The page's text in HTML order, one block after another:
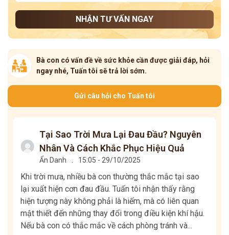
NHẬN TƯ VẤN NGAY
Bà con có vấn đề về sức khỏe cần được giải đáp, hỏi
ngay nhé, Tuấn tôi sẽ trả lời sớm.
Gửi câu hỏi cho Tuấn tôi
Tại Sao Trời Mưa Lại Đau Đầu? Nguyên
Nhân Và Cách Khắc Phục Hiệu Quả
Ẩn Danh 15:05 - 29/10/2025
Khi trời mưa, nhiều bà con thường thắc mắc tại sao
lại xuất hiện cơn đau đầu. Tuấn tôi nhận thấy rằng
hiện tượng này không phải là hiếm, mà có liên quan
mật thiết đến những thay đổi trong điều kiện khí hậu.
Nếu bà con có thắc mắc về cách phòng tránh và...